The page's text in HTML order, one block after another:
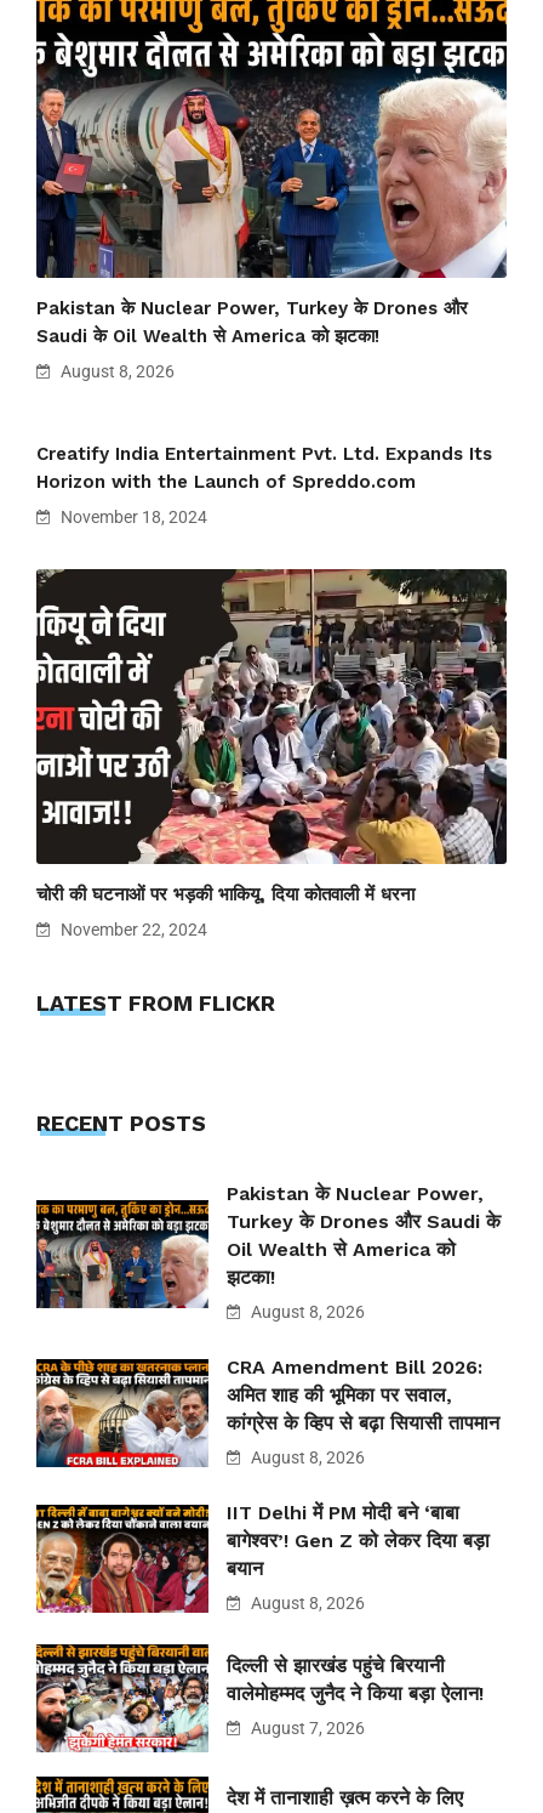
Pakistan के Nuclear Power, Turkey के Drones और
Saudi के Oil Wealth से America को झटका!
August 8, 2026
Creatify India Entertainment Pvt. Ltd. Expands Its
Horizon with the Launch of Spreddo.com
November 18, 2024
चोरी की घटनाओं पर भड़की भाकियू, दिया कोतवाली में धरना
November 22, 2024
LATEST FROM FLICKR
RECENT POSTS
Pakistan के Nuclear Power,
Turkey के Drones और Saudi के
Oil Wealth से America को
झटका!
August 8, 2026
CRA Amendment Bill 2026:
अमित शाह की भूमिका पर सवाल,
कांग्रेस के व्हिप से बढ़ा सियासी तापमान
August 8, 2026
IIT Delhi में PM मोदी बने ‘बाबा
बागेश्वर’! Gen Z को लेकर दिया बड़ा
बयान
August 8, 2026
दिल्ली से झारखंड पहुंचे बिरयानी
वालेमोहम्मद जुनैद ने किया बड़ा ऐलान!
August 7, 2026
देश में तानाशाही ख़त्म करने के लिए